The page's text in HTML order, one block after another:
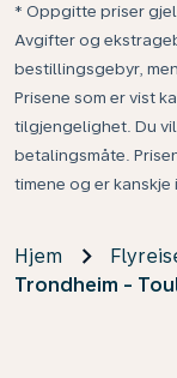
* Oppgitte priser
Avgifter og
bestillingsgebyr,
Prisene som er vist
tilgjengelighet. Du
betalingsmåte.
timene og er
Hjem
Trondheim -